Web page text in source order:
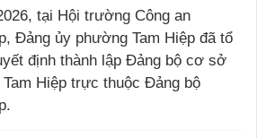
tại Hội trường Công an
Đảng ủy phường Tam Hiệp đã tổ
định thành lập Đảng bộ cơ sở
Hiệp trực thuộc Đảng bộ